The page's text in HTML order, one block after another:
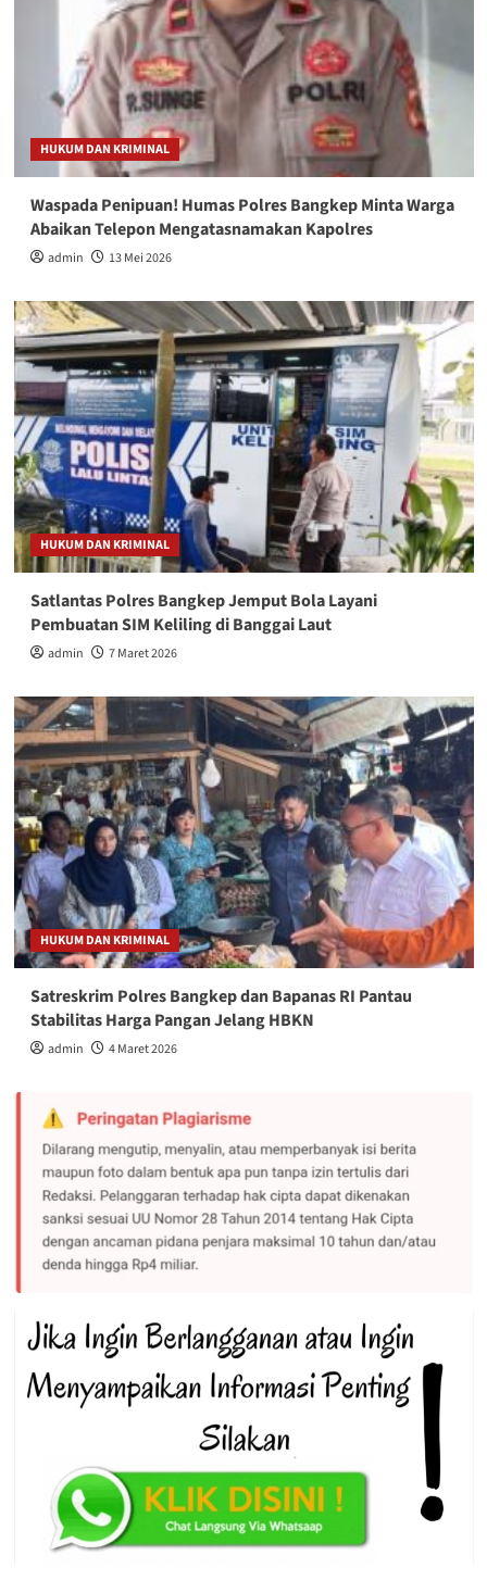
HUKUM DAN KRIMINAL
Waspada Penipuan! Humas Polres Bangkep Minta Warga
Abaikan Telepon Mengatasnamakan Kapolres
admin 13 Mei 2026
HUKUM DAN KRIMINAL
Satlantas Polres Bangkep Jemput Bola Layani
Pembuatan SIM Keliling di Banggai Laut
admin 7 Maret 2026
HUKUM DAN KRIMINAL
Satreskrim Polres Bangkep dan Bapanas RI Pantau
Stabilitas Harga Pangan Jelang HBKN
admin 4 Maret 2026